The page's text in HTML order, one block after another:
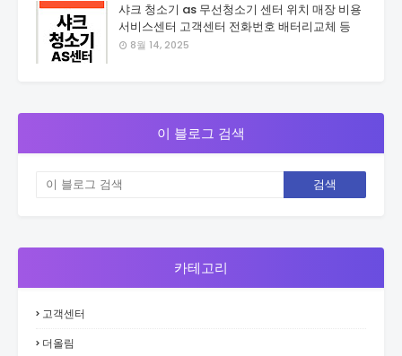
샤크 청소기 as 무선청소기 센터 위치 매장 비용
서비스센터 고객센터 전화번호 배터리교체 등
8월 14, 2025
이 블로그 검색
카테고리
고객센터
더올림